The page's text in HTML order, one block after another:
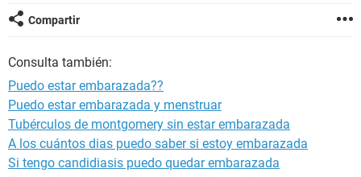
Compartir
Consulta también:
Puedo estar embarazada??
Puedo estar embarazada y menstruar
Tubérculos de montgomery sin estar embarazada
A los cuántos dias puedo saber si estoy embarazada
Si tengo candidiasis puedo quedar embarazada